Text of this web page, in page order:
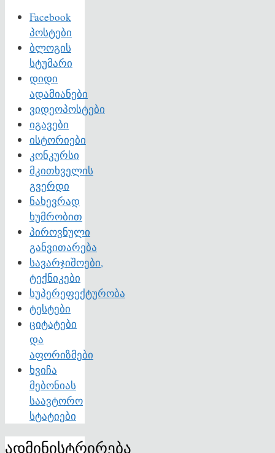
Facebook
პოსტები
ბლოგის
სტუმარი
დიდი
ადამიანები
ვიდეოპოსტები
იგავები
ისტორიები
კონკურსი
მკითხველის
გვერდი
ნახევრად
ხუმრობით
პიროვნული
განვითარება
სავარჯიშოები,
ტექნიკები
სუპერეფექტურობა
ტესტები
ციტატები
და
აფორიზმები
ხვიჩა
მებონიას
საავტორო
სტატიები
ადმინისტრირება